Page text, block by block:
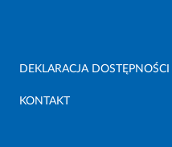
DEKLARACJA DOSTĘPNOŚCI
KONTAKT